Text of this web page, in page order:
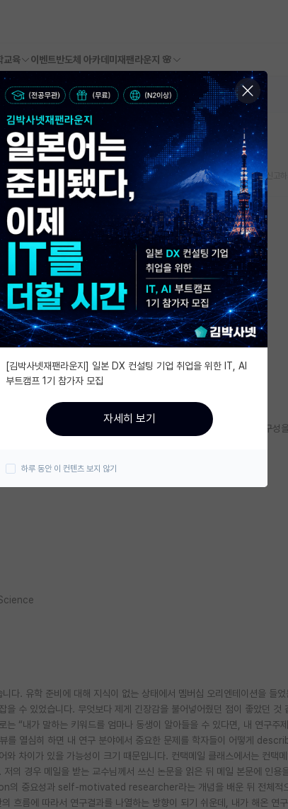
교육 이벤트반도체 아카데미 재팬라운지 🌸
후기 - 상편
스크랩 신고하
솔직한 경험담과 소중한 조언을 잘 전달하기 위해 편집자가 글의 구성
바랍니다.
류함)
다. 유학 준비에 대해 지식이 없는 상태에서 멤버십 오리엔테이션을 들었
수 있었습니다. 무엇보다 제게 긴장감을 불어넣어줬던 점이 좋았던 것
“내가 말하는 키워드를 엄마나 동생이 알아들을 수 있다면, 내 연구주
를 열심히 하면 내 연구 분야에서 중요한 문제를 학자들이 어떻게
차이가 있을 가능성이 크기 때문입니다. 컨택메일 클래스에서는 컨택
의 경우 메일을 받는 교수님께서 쓰신 논문을 읽은 뒤 메일 본문에 인용
의 중요성과 self-motivated researcher라는 개념을 배운 뒤 전체적
흐름에 따라서 연구결과를 나열하는 방향이 되기 쉬운데, 내가 해온 연구
[김박사넷재팬라운지] 일본 DX 컨설팅 기업 취업을 위한 IT, AI
부트캠프 1기 참가자 모집
자세히 보기
하루 동안 이 컨텐츠 보지 않기